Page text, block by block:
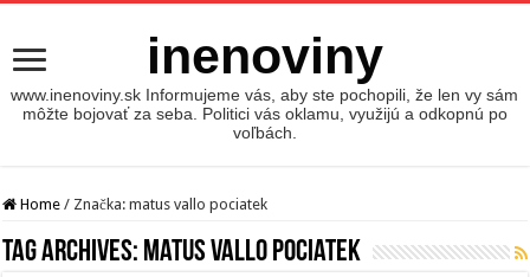
inenoviny
www.inenoviny.sk Informujeme vás, aby ste pochopili, že len vy sám
môžte bojovať za seba. Politici vás oklamu, využijú a odkopnú po
voľbách.
Home / Značka:matus vallo pociatek
Tag Archives: matus vallo pociatek